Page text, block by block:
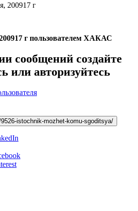
200917 г
17 г пользователем ХАКАС
сообщений создайте
или авторизуйтесь
istochnik-mozhet-komu-sgoditsya/